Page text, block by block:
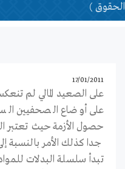
الحقوق )
17/01/2011
على الصعيد المالي لم تنعكس
على أوضاع الصحفيين
حصول الأزمة حيث تعتبر
جدا كذلك الأمر بالنسبة
تبدأ سلسلة البدلات